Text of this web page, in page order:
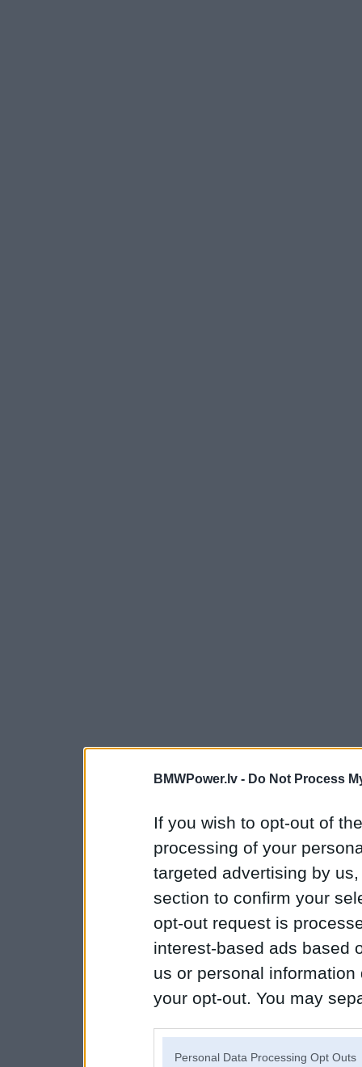
BMWPower.lv - Do Not Process
If you wish to opt-out of
processing of your
targeted advertising by
section to confirm your
opt-out request is
interest-based ads based
us or personal
your opt-out. You may
Personal Data Processing Opt Outs